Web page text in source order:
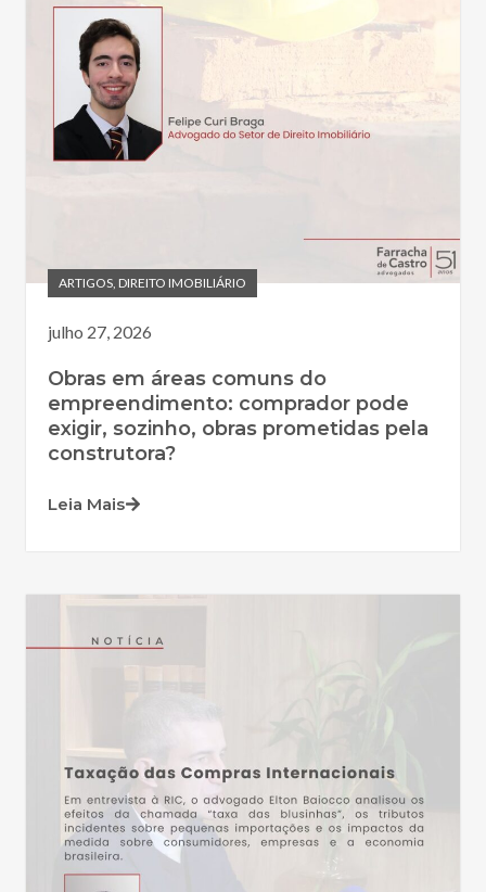
ARTIGOS, DIREITO IMOBILIÁRIO
julho 27, 2026
Obras em áreas comuns do
empreendimento: comprador pode
exigir, sozinho, obras prometidas pela
construtora?
Leia Mais